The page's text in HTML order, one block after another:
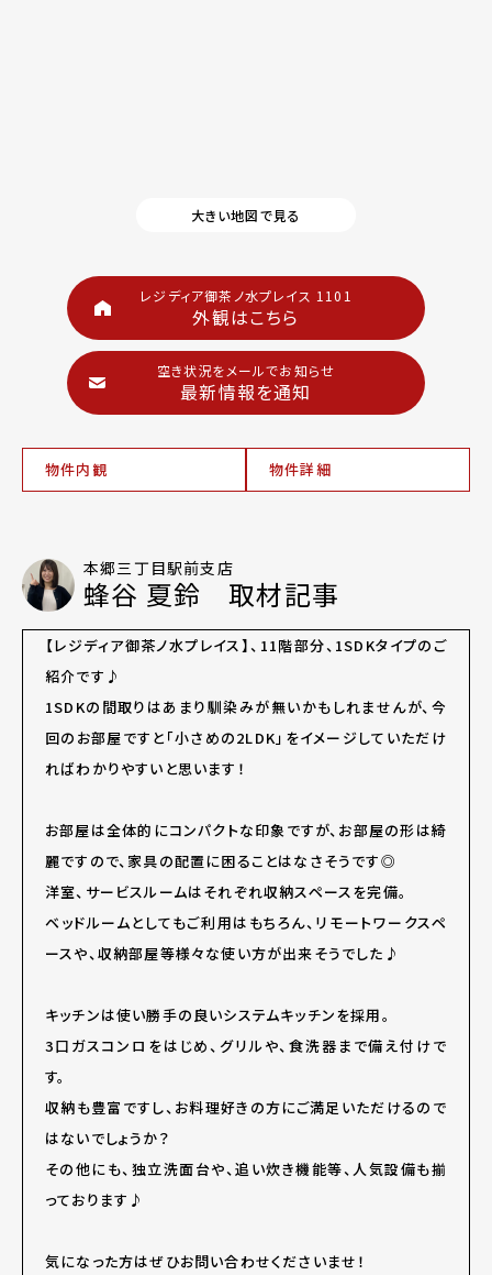
大きい地図で見る
レジディア御茶ノ水プレイス 1101
外観はこちら
空き状況をメールでお知らせ
最新情報を通知
物件内観 物件詳細
本郷三丁目駅前支店
蜂谷 夏鈴 取材記事
【レジディア御茶ノ水プレイス】、11階部分、1SDKタイプのご
紹介です♪
1SDKの間取りはあまり馴染みが無いかもしれませんが、今
回のお部屋ですと「小さめの2LDK」をイメージしていただけ
ればわかりやすいと思います！
お部屋は全体的にコンパクトな印象ですが、お部屋の形は綺
麗ですので、家具の配置に困ることはなさそうです◎
洋室、サービスルームはそれぞれ収納スペースを完備。
ベッドルームとしてもご利用はもちろん、リモートワークスペ
ースや、収納部屋等様々な使い方が出来そうでした♪
キッチンは使い勝手の良いシステムキッチンを採用。
3口ガスコンロをはじめ、グリルや、食洗器まで備え付けで
す。
収納も豊富ですし、お料理好きの方にご満足いただけるので
はないでしょうか？
その他にも、独立洗面台や、追い炊き機能等、人気設備も揃
っております♪
気になった方はぜひお問い合わせくださいませ！